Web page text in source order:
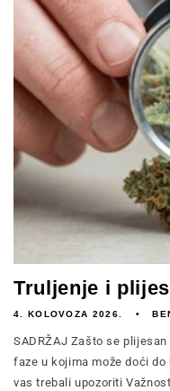
Truljenje i
4. KOLOVOZA 2026.
SADRŽAJ Zašto se
faze u kojima može doći
vas trebali upozoriti